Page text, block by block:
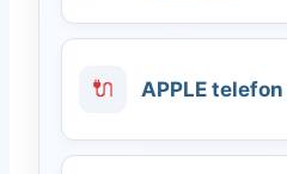
🔌 APPLE